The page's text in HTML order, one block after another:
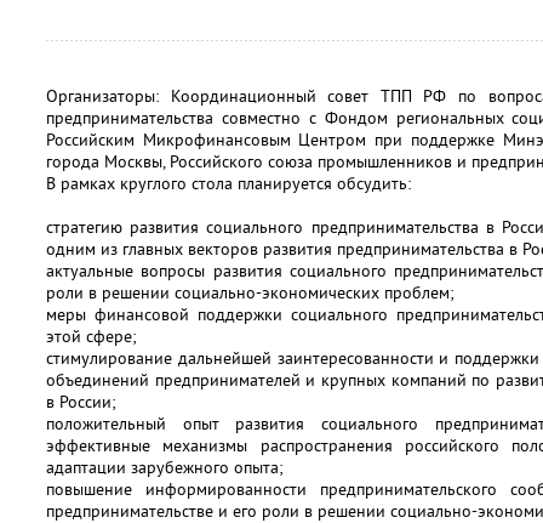
Организаторы: Координационный совет ТПП РФ по
предпринимательства совместно с Фондом региональных
Российским Микрофинансовым Центром при поддержке
города Москвы, Российского союза промышленников и
В рамках круглого стола планируется обсудить:
стратегию развития социального предпринимательства в
одним из главных векторов развития предпринимательства в
актуальные вопросы развития социального
роли в решении социально-экономических проблем;
меры финансовой поддержки социального
этой сфере;
стимулирование дальнейшей заинтересованности и
объединений предпринимателей и крупных компаний по
в России;
положительный опыт развития социального
эффективные механизмы распространения российского
адаптации зарубежного опыта;
повышение информированности предпринимательского
предпринимательстве и его роли в решении социально-